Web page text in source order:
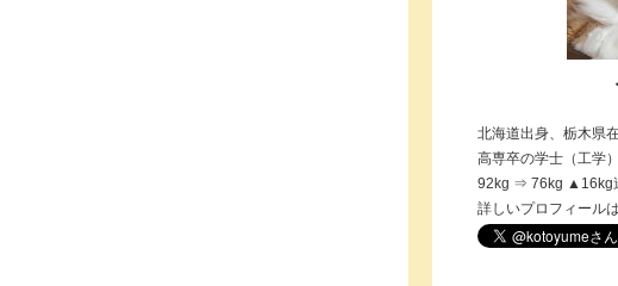
北海道出身、栃木県
高専卒の学士（工学
92kg ⇒ 76kg ▲16kg
詳しいプロフィールは